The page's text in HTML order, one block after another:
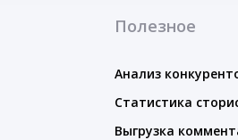
Полезное
Анализ
Статистика
Выгрузка